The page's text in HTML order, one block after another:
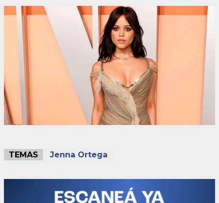
TEMAS Jenna Ortega